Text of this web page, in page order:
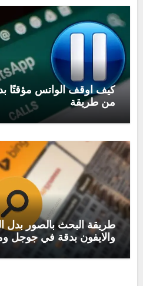
كيف اوقف الواتس مؤقتًا
من طريقة
طريقة البحث بالصور بدل
والايفون بدقة في جوجل